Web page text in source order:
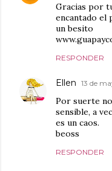
Gracias por
encantado el
un besito
RESPONDER
Ellen 13 de
Por suerte
sensible, a
es un caos.
beoss
RESPONDER